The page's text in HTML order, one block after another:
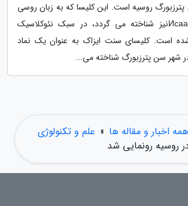
روسیه است. این کلیسا که به زبان روسی
Исаакиевский соборنیز شناخته می گردد، در سبک نئوکلاسیک
است. کلیسای سنت ایزاک به عنوان یک نماد
شهر سن پترزبورگ شناخته می...
همه اخبار و مقاله ها » علم و تکنولوژی
روسیه رونمایی شد